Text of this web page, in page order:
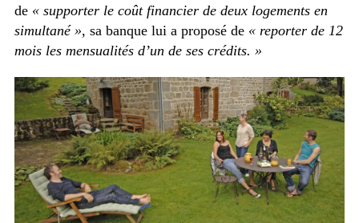
de « supporter le coût financier de deux logements en
simultané », sa banque lui a proposé de« reporter de 12
mois les mensualités d’un de ses crédits. »